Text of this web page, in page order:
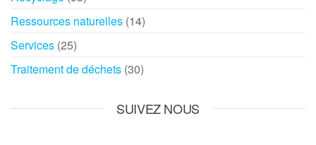
Ressources naturelles (14)
Services (25)
Traitement de déchets (30)
SUIVEZ NOUS